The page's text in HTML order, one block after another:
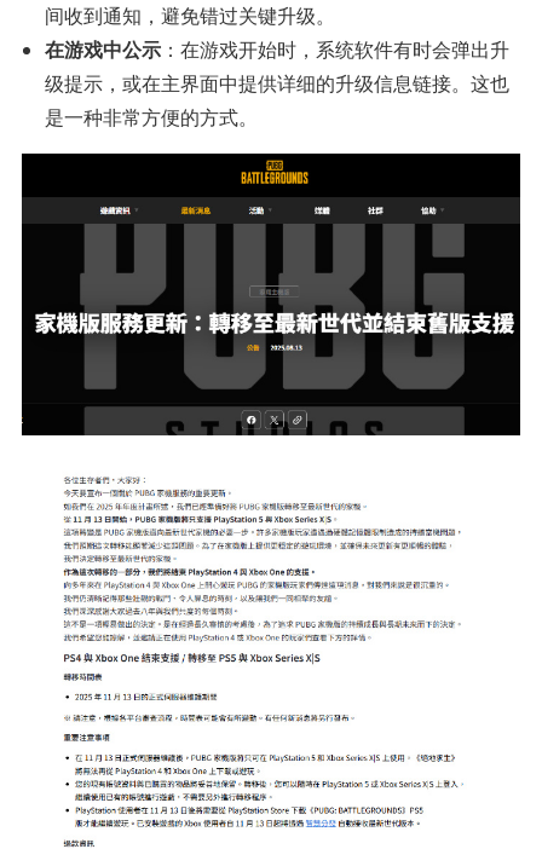
间收到通知，避免错过关键升级。
在游戏中公示 ：在游戏开始时，系统软件有时会弹出升
级提示，或在主界面中提供详细的升级信息链接。这也
是一种非常方便的方式。